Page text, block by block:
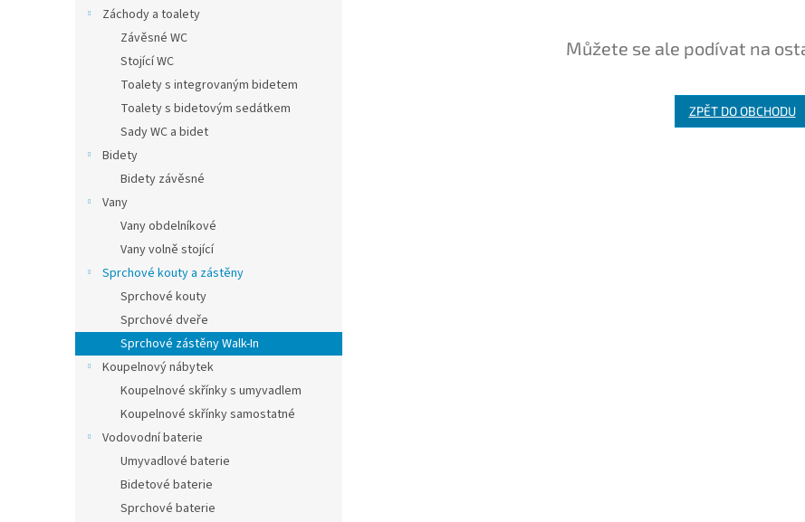
Záchody a toalety
Závěsné WC
Stojící WC
Toalety s integrovaným bidetem
Toalety s bidetovým sedátkem
Sady WC a bidet
Bidety
Bidety závěsné
Vany
Vany obdelníkové
Vany volně stojící
Sprchové kouty a zástěny
Sprchové kouty
Sprchové dveře
Sprchové zástěny Walk-In
Koupelnový nábytek
Koupelnové skřínky s umyvadlem
Koupelnové skřínky samostatné
Vodovodní baterie
Umyvadlové baterie
Bidetové baterie
Sprchové baterie
Můžete se ale podívat na
ZPĚT DO OBCHODU